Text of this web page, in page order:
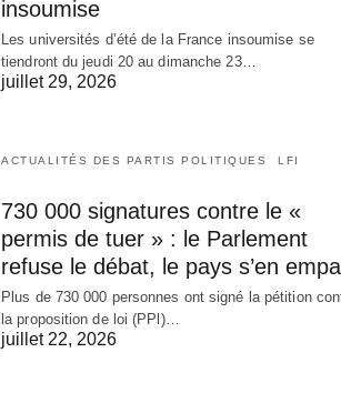
insoumise
Les universités d’été de la France insoumise se
tiendront du jeudi 20 au dimanche 23…
juillet 29, 2026
ACTUALITÉS DES PARTIS POLITIQUES LFI
730 000 signatures contre le «
permis de tuer » : le Parlement
refuse le débat, le pays s’en
Plus de 730 000 personnes ont signé la pétition
la proposition de loi (PPl)…
juillet 22, 2026